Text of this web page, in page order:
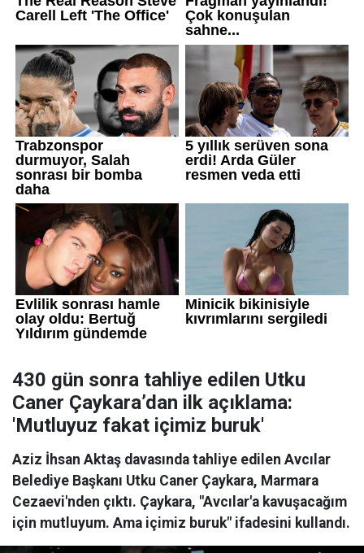
430 gün sonra tahliye edilen Utku
Caner Çaykara’dan ilk açıklama:
'Mutluyuz fakat içimiz buruk'
Aziz İhsan Aktaş davasında tahliye edilen Avcılar
Belediye Başkanı Utku Caner Çaykara, Marmara
Cezaevi'nden çıktı. Çaykara, "Avcılar'a kavuşacağım
için mutluyum. Ama içimiz buruk" ifadesini kullandı.